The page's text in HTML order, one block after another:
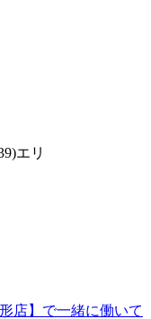
エリ
店】で一緒に働いて